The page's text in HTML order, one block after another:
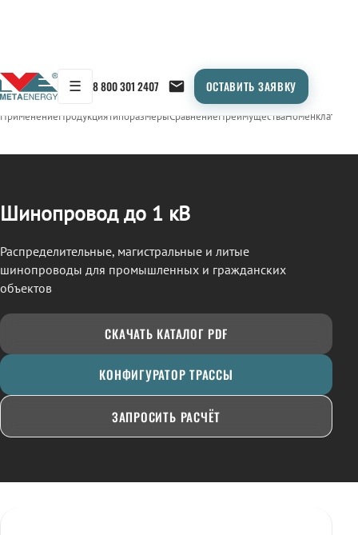
☰ 8 800 301 2407 ОСТАВИТЬ ЗАЯВКУ
← Продукция/ШИНОПРОВОД
ПрименениеПродукцияТипоразмерыСравнениеПреимуществаНоменклатура
Шинопровод до 1 кВ
Распределительные, магистральные и литые
шинопроводы для промышленных и гражданских
объектов
СКАЧАТЬ КАТАЛОГ PDF
КОНФИГУРАТОР ТРАССЫ
ЗАПРОСИТЬ РАСЧЁТ